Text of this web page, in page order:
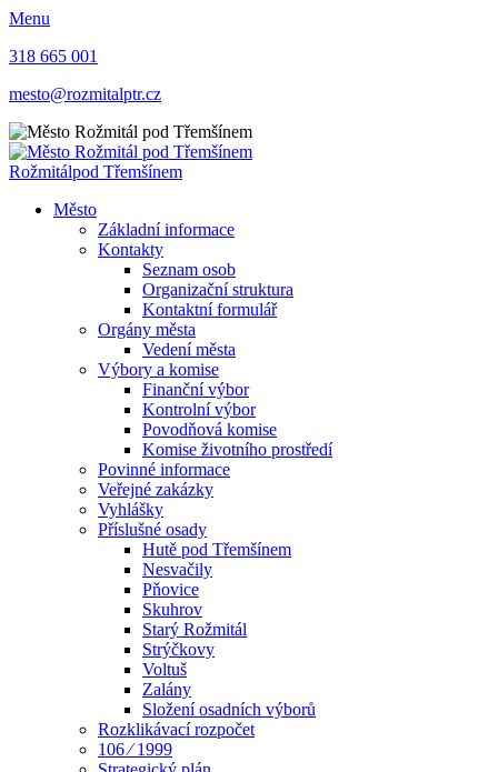
Menu
318 665 001
mesto@rozmitalptr.cz
Rožmitálpod Třemšínem
Město
Základní informace
Kontakty
Seznam osob
Organizační struktura
Kontaktní formulář
Orgány města
Vedení města
Výbory a komise
Finanční výbor
Kontrolní výbor
Povodňová komise
Komise životního prostředí
Povinné informace
Veřejné zakázky
Vyhlášky
Příslušné osady
Hutě pod Třemšínem
Nesvačily
Pňovice
Skuhrov
Starý Rožmitál
Strýčkovy
Voltuš
Zalány
Složení osadních výborů
Rozklikávací rozpočet
106 ⁄ 1999